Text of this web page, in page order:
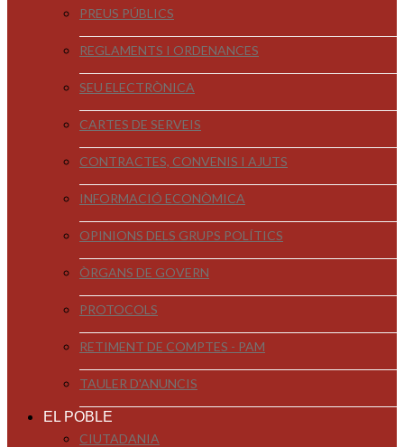
PREUS PÚBLICS
REGLAMENTS I ORDENANCES
SEU ELECTRÒNICA
CARTES DE SERVEIS
CONTRACTES, CONVENIS I AJUTS
INFORMACIÓ ECONÒMICA
OPINIONS DELS GRUPS POLÍTICS
ÒRGANS DE GOVERN
PROTOCOLS
RETIMENT DE COMPTES - PAM
TAULER D'ANUNCIS
EL POBLE
CIUTADANIA